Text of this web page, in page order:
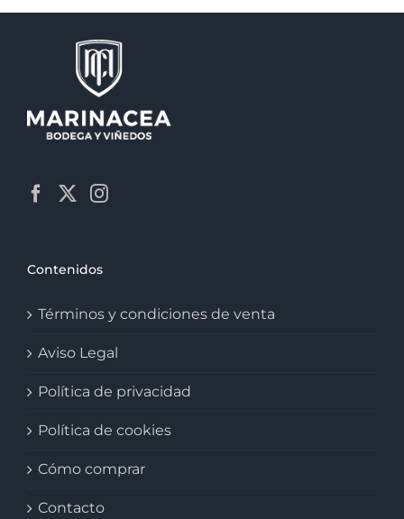
Contenidos
Términos y condiciones de venta
Aviso Legal
Política de privacidad
Política de cookies
Cómo comprar
Contacto